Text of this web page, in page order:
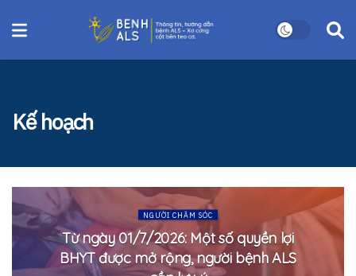
Kế hoạch
NGƯỜI CHĂM SÓC
Từ ngày 01/7/2026: Một số quyền lợi
BHYT được mở rộng, người bệnh ALS